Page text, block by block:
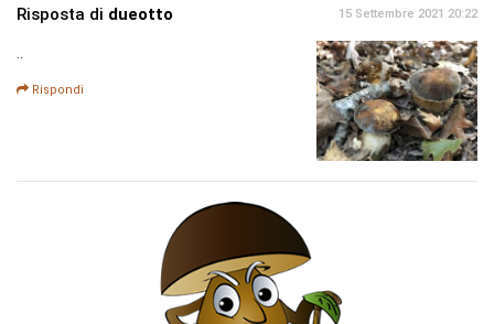
Risposta di dueotto 15 Settembre 2021 20:22
..
Rispondi